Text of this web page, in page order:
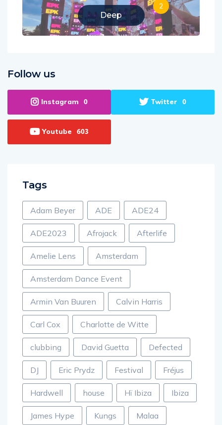
Deep
2
Follow us
Instagram 0 Twitter 0
Youtube 603
Tags
Adam Beyer ADE ADE24
ADE2023 Afrojack Afterlife
Amelie Lens Amsterdam
Amsterdam Dance Event
Armin Van Buuren Calvin Harris
Carl Cox Charlotte de Witte
clubbing David Guetta Defected
DJ Eric Prydz Festival Fréjus
Hardwell house Hï Ibiza Ibiza
James Hype Kungs Malaa